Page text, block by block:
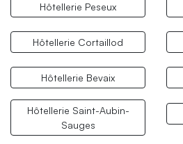
Hôtellerie Peseux
Hôtellerie Cortaillod
Hôtellerie Bevaix
Hôtellerie Saint-Aubin-
Sauges